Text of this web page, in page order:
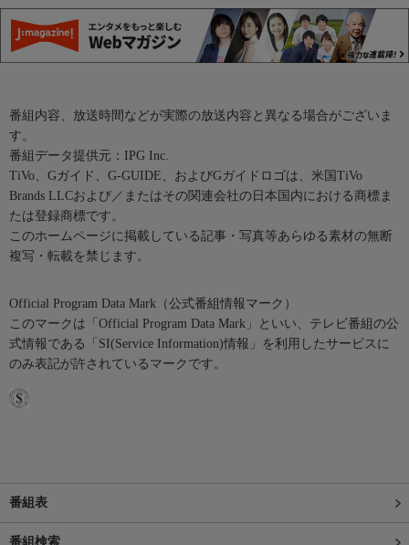
番組内容、放送時間などが実際の放送内容と異なる場合がございま
す。
番組データ提供元：IPG Inc.
TiVo、Gガイド、G-GUIDE、およびGガイドロゴは、米国TiVo
Brands LLCおよび／またはその関連会社の日本国内における商標ま
たは登録商標です。
このホームページに掲載している記事・写真等あらゆる素材の無断
複写・転載を禁じます。
Official Program Data Mark（公式番組情報マーク）
このマークは「Official Program Data Mark」といい、テレビ番組の公
式情報である「SI(Service Information)情報」を利用したサービスに
のみ表記が許されているマークです。
番組表
番組検索